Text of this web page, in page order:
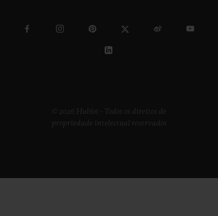
© 2026 Hublot - Todos os direitos de
propriedade intelectual reservados